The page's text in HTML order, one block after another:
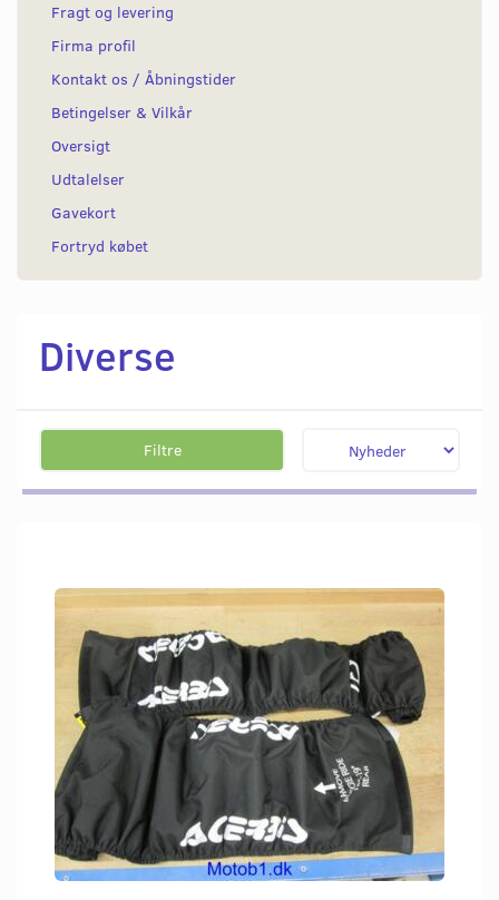
Fragt og levering
Firma profil
Kontakt os / Åbningstider
Betingelser & Vilkår
Oversigt
Udtalelser
Gavekort
Fortryd købet
Diverse
Filtre